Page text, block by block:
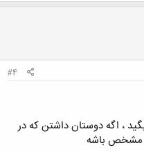
#4
، اگه دوستان داشتن که در
مشخص باشه